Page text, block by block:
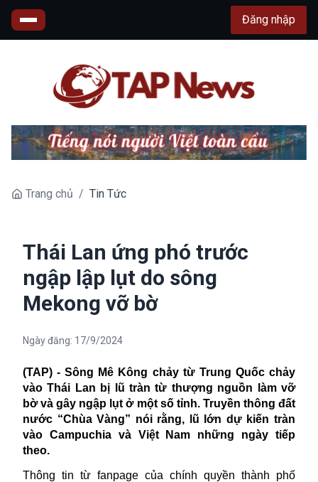
Đăng nhập
Trang chủ / Tin Tức
Thái Lan ứng phó trước
ngập lập lụt do sông
Mekong vỡ bờ
Ngày đăng: 17/9/2024
(TAP) - Sông Mê Kông chảy từ Trung Quốc chảy
vào Thái Lan bị lũ tràn từ thượng nguồn làm vỡ
bờ và gây ngập lụt ở một số tỉnh. Truyền thông đất
nước “Chùa Vàng” nói rằng, lũ lớn dự kiến tràn
vào Campuchia và Việt Nam những ngày tiếp
theo.
Thông tin từ fanpage của chính quyền thành phố